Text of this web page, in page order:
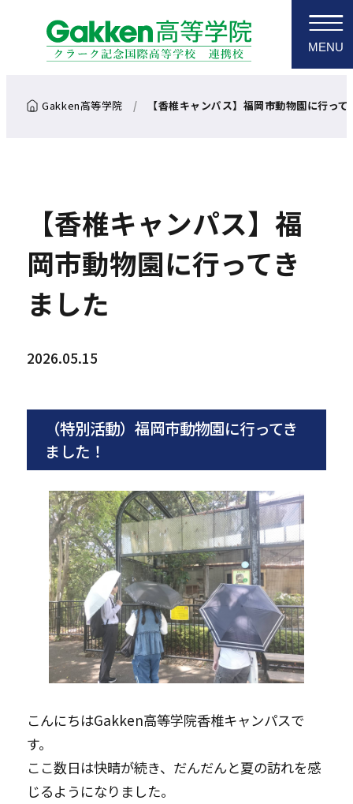
MENU
【香椎キャンパス】福岡市動物園に行っ
【香椎キャンパス】福
岡市動物園に行ってき
ました
2026.05.15
（特別活動）福岡市動物園に行ってき
ました！
こんにちはGakken高等学院香椎キャンパスで
す。
ここ数日は快晴が続き、だんだんと夏の訪れを感
じるようになりました。